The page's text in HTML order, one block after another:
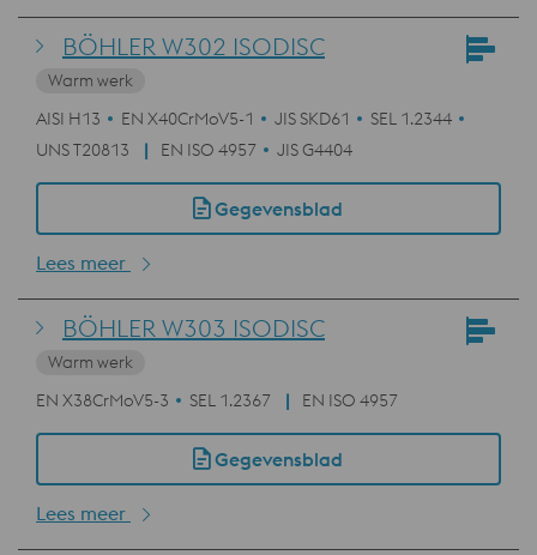
BÖHLER W302 ISODISC
Warm werk
AISI H13
EN X40CrMoV5-1 JIS SKD61
SEL 1.2344
UNS T20813
EN ISO 4957 JIS G4404
Gegevensblad
Lees meer
BÖHLER W303 ISODISC
Warm werk
EN X38CrMoV5-3
SEL 1.2367 EN ISO 4957
Gegevensblad
Lees meer